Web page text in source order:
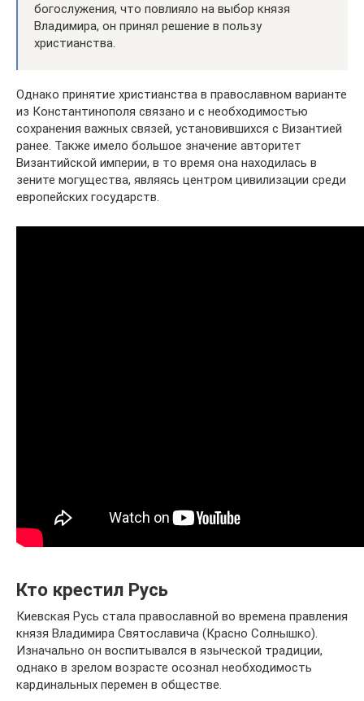
богослужения, что повлияло на выбор князя
Владимира, он принял решение в пользу
христианства.
Однако принятие христианства в православном варианте
из Константинополя связано и с необходимостью
сохранения важных связей, установившихся с Византией
ранее. Также имело большое значение авторитет
Византийской империи, в то время она находилась в
зените могущества, являясь центром цивилизации среди
европейских государств.
Кто крестил Русь
Киевская Русь стала православной во времена правления
князя Владимира Святославича (Красно Солнышко).
Изначально он воспитывался в языческой традиции,
однако в зрелом возрасте осознал необходимость
кардинальных перемен в обществе.